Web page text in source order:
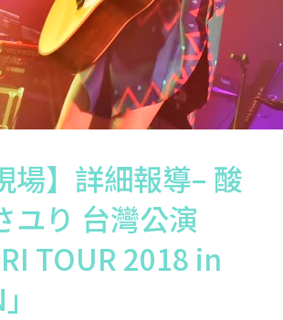
場】詳細報導– 酸
ユり 台灣公演
TOUR 2018 in